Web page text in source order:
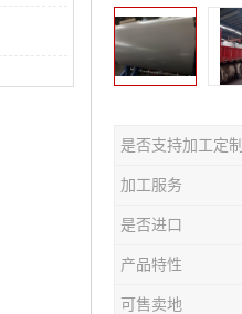
是否支持加工定制
加工服务
是否进口
产品特性
可售卖地